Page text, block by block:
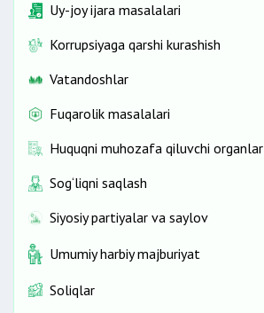
Uy-joy ijara masalalari
Korrupsiyaga qarshi kurashish
Vatandoshlar
Fuqarolik masalalari
Huquqni muhozafa qiluvchi organlar
Sog‘liqni saqlash
Siyosiy partiyalar va saylov
Umumiy harbiy majburiyat
Soliqlar